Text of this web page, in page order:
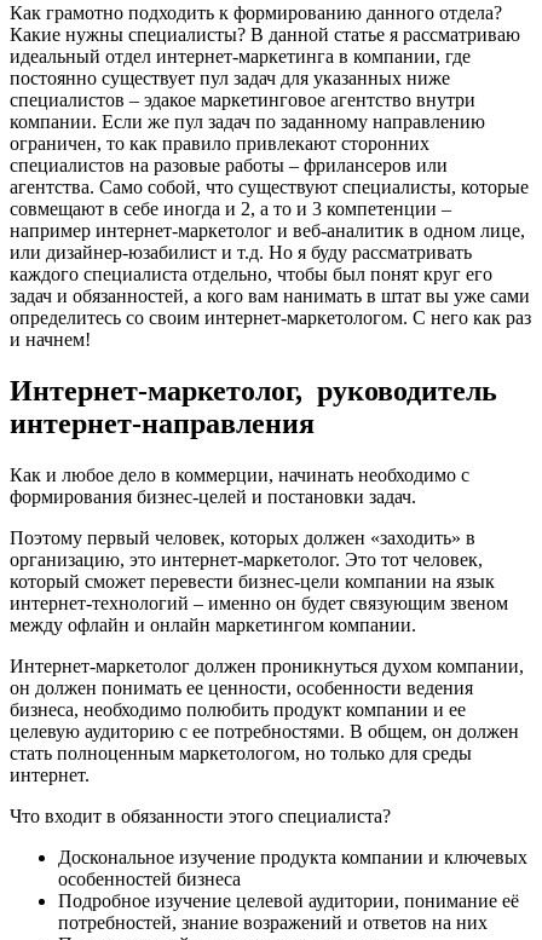
Как грамотно подходить к формированию данного отдела?
Какие нужны специалисты? В данной статье я рассматриваю
идеальный отдел интернет-маркетинга в компании, где
постоянно существует пул задач для указанных ниже
специалистов – эдакое маркетинговое агентство внутри
компании. Если же пул задач по заданному направлению
ограничен, то как правило привлекают сторонних
специалистов на разовые работы – фрилансеров или
агентства. Само собой, что существуют специалисты, которые
совмещают в себе иногда и 2, а то и 3 компетенции –
например интернет-маркетолог и веб-аналитик в одном лице,
или дизайнер-юзабилист и т.д. Но я буду рассматривать
каждого специалиста отдельно, чтобы был понят круг его
задач и обязанностей, а кого вам нанимать в штат вы уже сами
определитесь со своим интернет-маркетологом. С него как раз
и начнем!
Интернет-маркетолог, руководитель
интернет-направления
Как и любое дело в коммерции, начинать необходимо с
формирования бизнес-целей и постановки задач.
Поэтому первый человек, которых должен «заходить» в
организацию, это интернет-маркетолог. Это тот человек,
который сможет перевести бизнес-цели компании на язык
интернет-технологий – именно он будет связующим звеном
между офлайн и онлайн маркетингом компании.
Интернет-маркетолог должен проникнуться духом компании,
он должен понимать ее ценности, особенности ведения
бизнеса, необходимо полюбить продукт компании и ее
целевую аудиторию с ее потребностями. В общем, он должен
стать полноценным маркетологом, но только для среды
интернет.
Что входит в обязанности этого специалиста?
Доскональное изучение продукта компании и ключевых
особенностей бизнеса
Подробное изучение целевой аудитории, понимание её
потребностей, знание возражений и ответов на них